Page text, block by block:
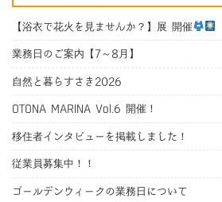
【浴衣で花火を見ませんか？】展 開催
業務日のご案内【7～8月】
自然と暮らすさき2026
OTONA MARINA Vol.6 開催！
移住者インタビューを掲載しました！
従業員募集中！！
ゴールデンウィークの業務日について